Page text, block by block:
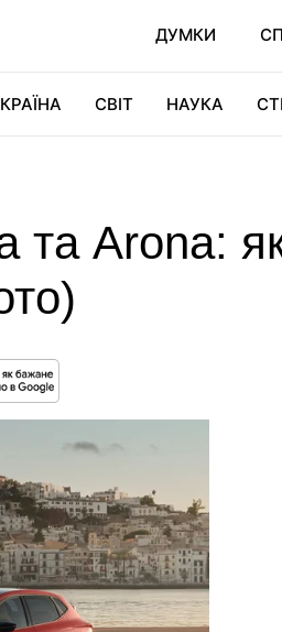
ДУМКИ
СВІТ НАУКА
та Arona: